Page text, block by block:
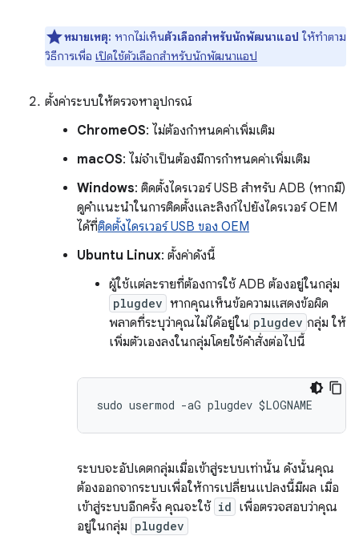
หมายเหตุ: หากไม่เห็นตัวเลือกสำหรับนักพัฒนาแอป ให้ทำตาม
วิธีการเพื่อ เปิดใช้ตัวเลือกสำหรับนักพัฒนาแอป
ตั้งค่าระบบให้ตรวจหาอุปกรณ์
ChromeOS: ไม่ต้องกำหนดค่าเพิ่มเติม
macOS: ไม่จำเป็นต้องมีการกำหนดค่าเพิ่มเติม
Windows: ติดตั้งไดรเวอร์ USB สำหรับ ADB (หากมี)
ดูคำแนะนำในการติดตั้งและลิงก์ไปยังไดรเวอร์ OEM
ได้ที่ติดตั้งไดรเวอร์ USB ของ OEM
Ubuntu Linux: ตั้งค่าดังนี้
ผู้ใช้แต่ละรายที่ต้องการใช้ ADB ต้องอยู่ในกลุ่ม
plugdev หากคุณเห็นข้อความแสดงข้อผิด
พลาดที่ระบุว่าคุณไม่ได้อยู่ใน plugdev กลุ่ม ให้
เพิ่มตัวเองลงในกลุ่มโดยใช้คำสั่งต่อไปนี้
ระบบจะอัปเดตกลุ่มเมื่อเข้าสู่ระบบเท่านั้น ดังนั้นคุณ
ต้องออกจากระบบเพื่อให้การเปลี่ยนแปลงนี้มีผล เมื่อ
เข้าสู่ระบบอีกครั้ง คุณจะใช้ id เพื่อตรวจสอบว่าคุณ
อยู่ในกลุ่ม plugdev